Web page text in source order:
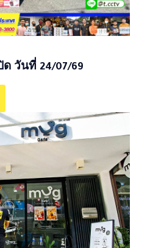
วันที่ 24/07/69